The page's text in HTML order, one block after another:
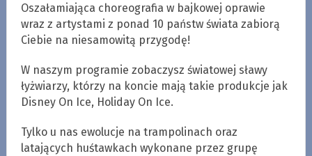
Oszałamiająca choreografia w bajkowej oprawie
wraz z artystami z ponad 10 państw świata zabiorą
Ciebie na niesamowitą przygodę!
W naszym programie zobaczysz światowej sławy
łyżwiarzy, którzy na koncie mają takie produkcje jak
Disney On Ice, Holiday On Ice.
Tylko u nas ewolucje na trampolinach oraz
latających huśtawkach wykonane przez grupę